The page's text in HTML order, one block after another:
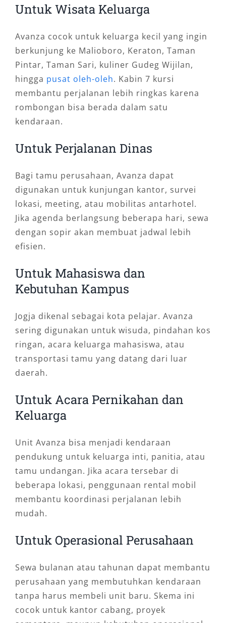
Untuk Wisata Keluarga
Avanza cocok untuk keluarga kecil yang ingin
berkunjung ke Malioboro, Keraton, Taman
Pintar, Taman Sari, kuliner Gudeg Wijilan,
hingga pusat oleh-oleh. Kabin 7 kursi
membantu perjalanan lebih ringkas karena
rombongan bisa berada dalam satu
kendaraan.
Untuk Perjalanan Dinas
Bagi tamu perusahaan, Avanza dapat
digunakan untuk kunjungan kantor, survei
lokasi, meeting, atau mobilitas antarhotel.
Jika agenda berlangsung beberapa hari, sewa
dengan sopir akan membuat jadwal lebih
efisien.
Untuk Mahasiswa dan
Kebutuhan Kampus
Jogja dikenal sebagai kota pelajar. Avanza
sering digunakan untuk wisuda, pindahan kos
ringan, acara keluarga mahasiswa, atau
transportasi tamu yang datang dari luar
daerah.
Untuk Acara Pernikahan dan
Keluarga
Unit Avanza bisa menjadi kendaraan
pendukung untuk keluarga inti, panitia, atau
tamu undangan. Jika acara tersebar di
beberapa lokasi, penggunaan rental mobil
membantu koordinasi perjalanan lebih
mudah.
Untuk Operasional Perusahaan
Sewa bulanan atau tahunan dapat membantu
perusahaan yang membutuhkan kendaraan
tanpa harus membeli unit baru. Skema ini
cocok untuk kantor cabang, proyek